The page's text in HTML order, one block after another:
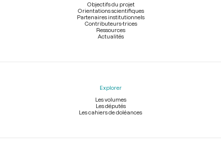
Objectifs du projet
Orientations scientifiques
Partenaires institutionnels
Contributeurs-trices
Ressources
Actualités
Explorer
Les volumes
Les députés
Les cahiers de doléances